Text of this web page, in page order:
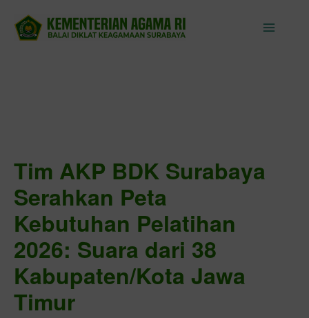
content
Tim AKP BDK Surabaya
Serahkan Peta
Kebutuhan Pelatihan
2026: Suara dari 38
Kabupaten/Kota Jawa
Timur